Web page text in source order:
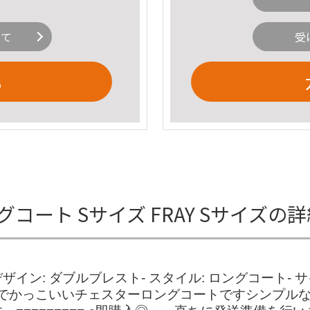
受
コート Sサイズ FRAY Sサイズの
イン: ダブルブレスト- スタイル: ロングコート-
っこいいチェスターロングコートですシンプル